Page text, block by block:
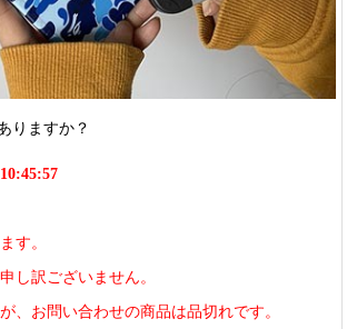
りますか？
す。
し訳ございません。
、お問い合わせの商品は品切れです。